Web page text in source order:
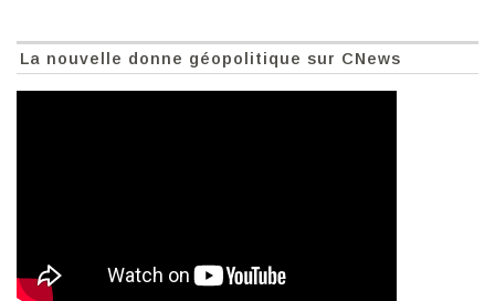
La nouvelle donne géopolitique sur CNews